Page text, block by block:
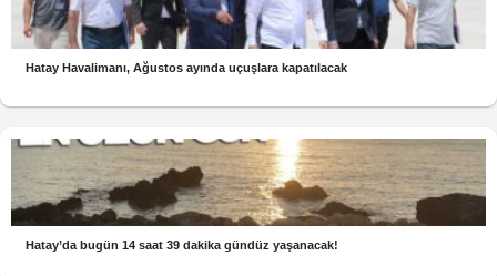
Hatay Havalimanı, Ağustos ayında uçuşlara kapatılacak
Hatay’da bugün 14 saat 39 dakika gündüz yaşanacak!